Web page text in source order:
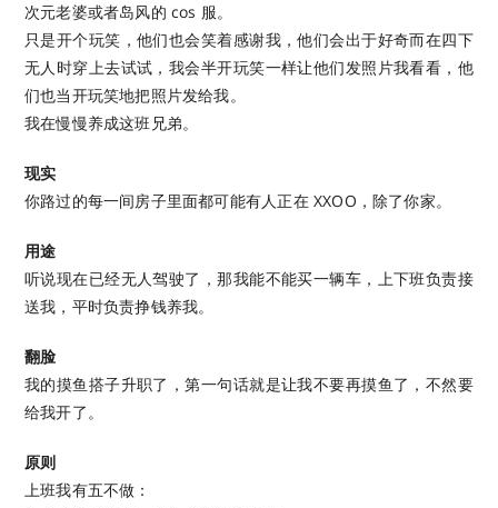
次元老婆或者岛风的 cos 服。
只是开个玩笑，他们也会笑着感谢我，他们会出于好奇而在四下
无人时穿上去试试，我会半开玩笑一样让他们发照片我看看，他
们也当开玩笑地把照片发给我。
我在慢慢养成这班兄弟。
现实
你路过的每一间房子里面都可能有人正在 XXOO，除了你家。
用途
听说现在已经无人驾驶了，那我能不能买一辆车，上下班负责接
送我，平时负责挣钱养我。
翻脸
我的摸鱼搭子升职了，第一句话就是让我不要再摸鱼了，不然要
给我开了。
原则
上班我有五不做：